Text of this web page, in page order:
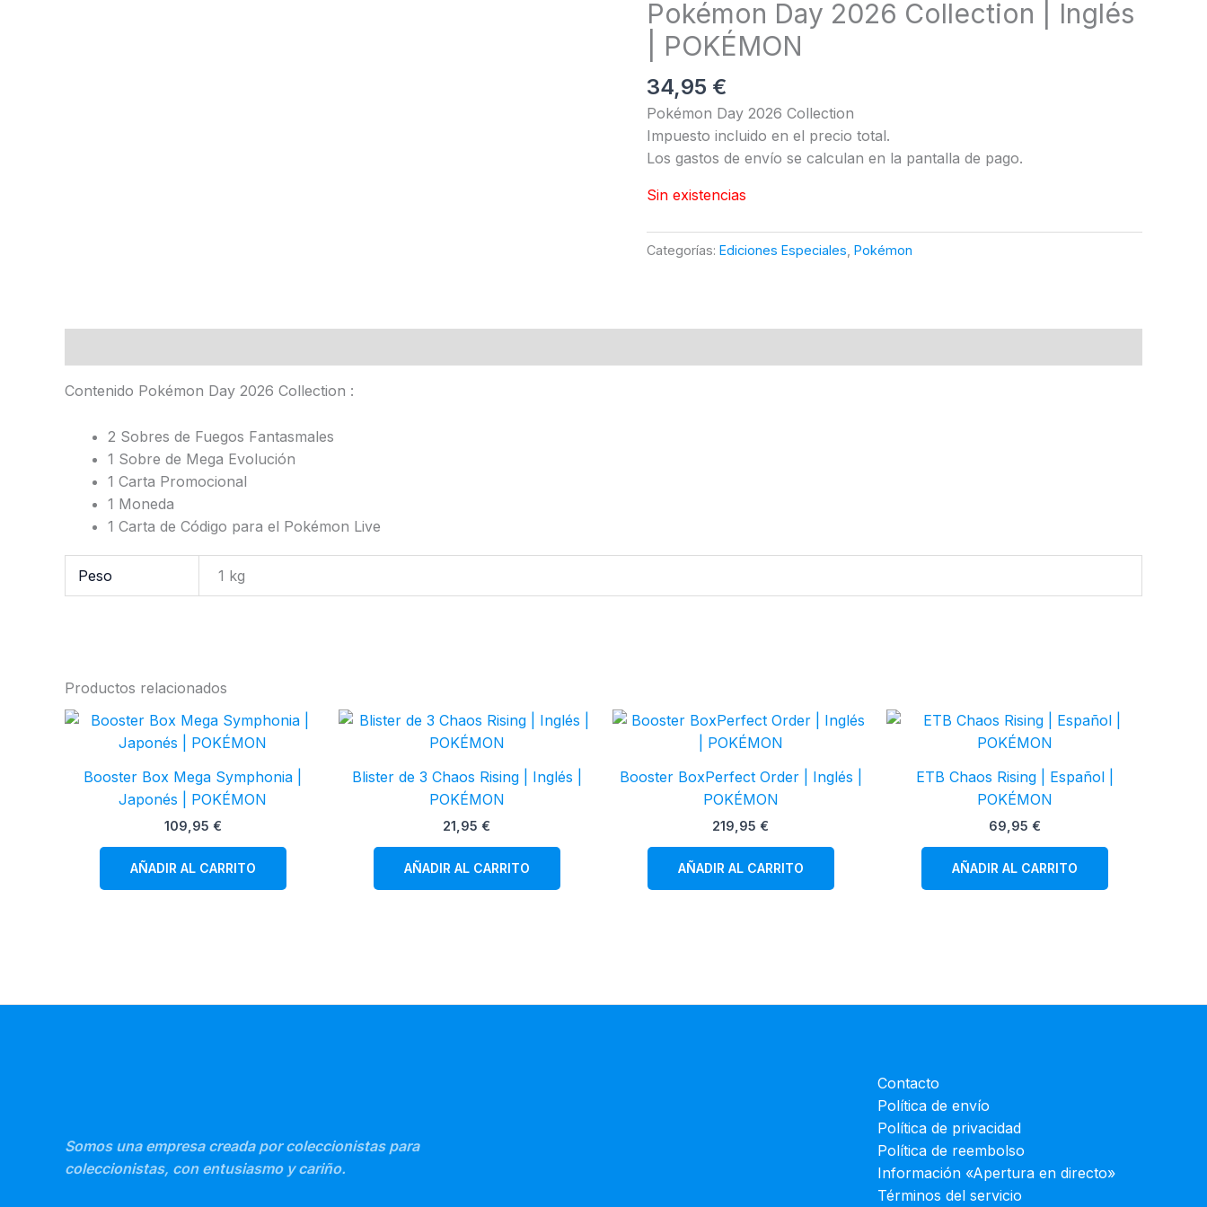
Pokémon Day 2026 Collection | Inglés
| POKÉMON
34,95 €
Pokémon Day 2026 Collection
Impuesto incluido en el precio total.
Los gastos de envío se calculan en la pantalla de pago.
Sin existencias
Categorías: Ediciones Especiales Pokémon
Contenido Pokémon Day 2026 Collection :
2 Sobres de Fuegos Fantasmales
1 Sobre de Mega Evolución
1 Carta Promocional
1 Moneda
1 Carta de Código para el Pokémon Live
Peso 1 kg
Productos relacionados
Booster Box Mega Symphonia |
Japonés | POKÉMON
109,95 €
AÑADIR AL CARRITO
Blister de 3 Chaos Rising | Inglés |
POKÉMON
21,95 €
AÑADIR AL CARRITO
Booster BoxPerfect Order | Inglés |
POKÉMON
219,95 €
AÑADIR AL CARRITO
ETB Chaos Rising | Español |
POKÉMON
69,95 €
AÑADIR AL CARRITO
Somos una empresa creada por coleccionistas para
coleccionistas, con entusiasmo y cariño.
Contacto
Política de envío
Política de privacidad
Política de reembolso
Información «Apertura en directo»
Términos del servicio